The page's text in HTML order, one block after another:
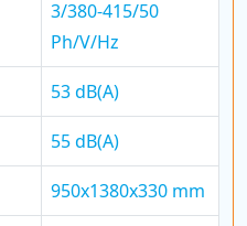
3/380-415/50
Ph/V/Hz
53 dB(A)
55 dB(A)
950x1380x330 mm